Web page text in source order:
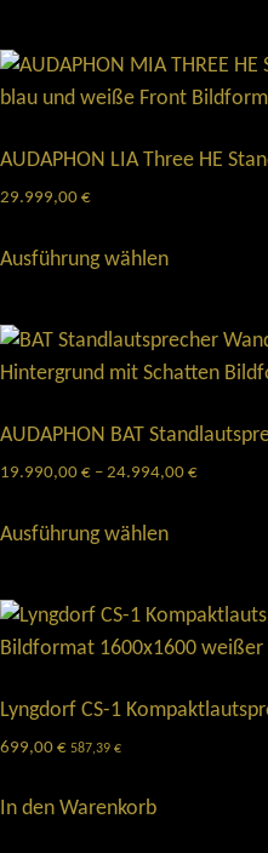
AUDAPHON LIA Three HE
29.999,00€
Ausführung wählen
AUDAPHON BAT
19.990,00€ –24.994,00€
Ausführung wählen
Lyngdorf CS-1
699,00€ 587,39 €
In den Warenkorb